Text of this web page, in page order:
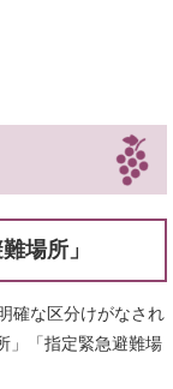
場所」
確な区分けがなされ
」「指定緊急避難場